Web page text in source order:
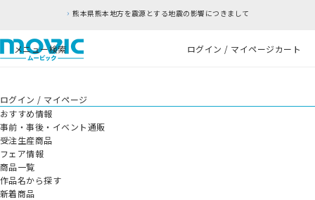
熊本県熊本地方を震源とする地震の影響につきまして
メニュー検索 ログイン / マイページカート
ログイン / マイページ
おすすめ情報
事前・事後・イベント通販
受注生産商品
フェア情報
商品一覧
作品名から探す
新着商品